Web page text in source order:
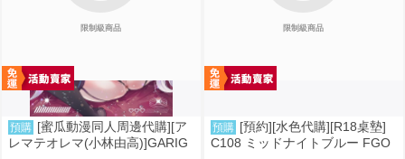
限制級商品
預購 [蜜瓜動漫同人周邊代購][ア
レマテオレマ(小林由高)]GARIG
限制級商品
預購 [預約][水色代購][R18桌墊]
C108 ミッドナイトブルー FGO